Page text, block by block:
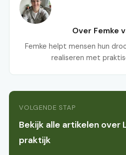
Over Femke
Femke helpt mensen hun
realiseren met
VOLGENDE STAP
Bekijk alle artikelen over
praktijk